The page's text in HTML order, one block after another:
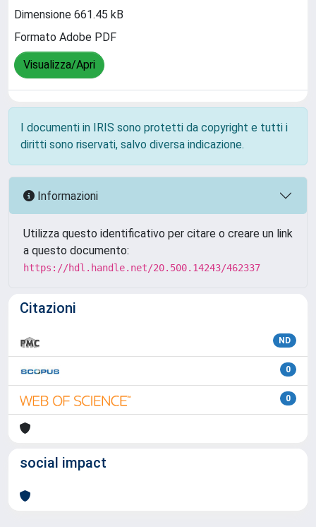
Dimensione 661.45 kB
Formato Adobe PDF
Visualizza/Apri
I documenti in IRIS sono protetti da copyright e tutti i
diritti sono riservati, salvo diversa indicazione.
Informazioni
Utilizza questo identificativo per citare o creare un link
a questo documento:
https://hdl.handle.net/20.500.14243/462337
Citazioni
ND
0
0
social impact